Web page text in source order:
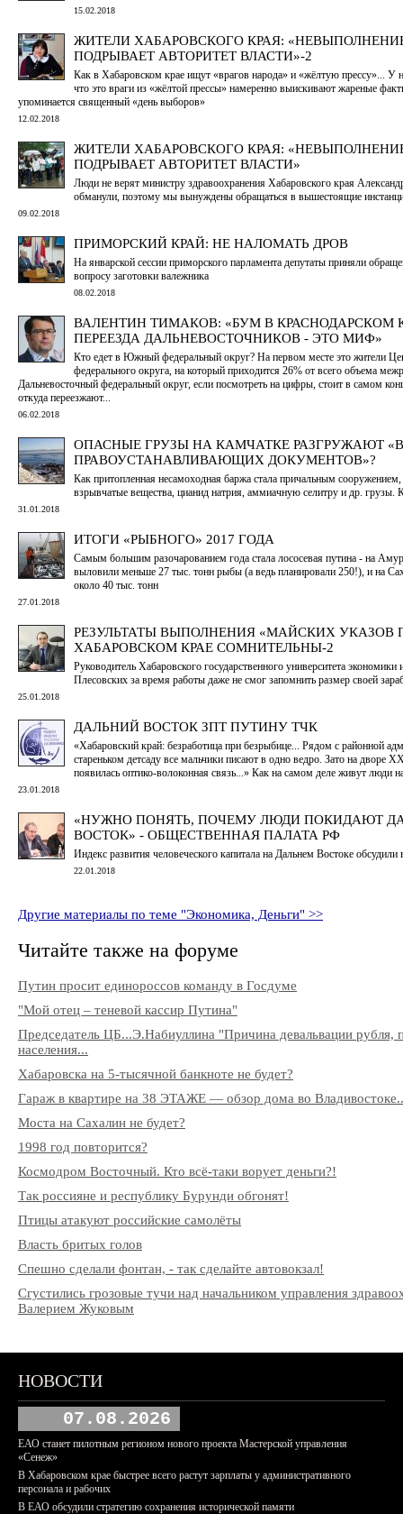
15.02.2018
ЖИТЕЛИ ХАБАРОВСКОГО КРАЯ:
ПОДРЫВАЕТ АВТОРИТЕТ ВЛАСТИ»-2
Как в Хабаровском крае ищут «врагов народа» и «жёлтую прессу»... У
что это враги из «жёлтой прессы» намеренно выискивают жареные
упоминается священный «день выборов»
12.02.2018
ЖИТЕЛИ ХАБАРОВСКОГО КРАЯ:
ПОДРЫВАЕТ АВТОРИТЕТ ВЛАСТИ»
Люди не верят министру здравоохранения Хабаровского края
обманули, поэтому мы вынуждены обращаться в вышестоящие
09.02.2018
ПРИМОРСКИЙ КРАЙ: НЕ НАЛОМАТЬ ДРОВ
На январской сессии приморского парламента депутаты приняли
вопросу заготовки валежника
08.02.2018
ВАЛЕНТИН ТИМАКОВ: «БУМ В КРАСНОДАРСКОМ
ПЕРЕЕЗДА ДАЛЬНЕВОСТОЧНИКОВ - ЭТО МИФ»
Кто едет в Южный федеральный округ? На первом месте это жители
федерального округа, на который приходится 26% от всего объема
Дальневосточный федеральный округ, если посмотреть на цифры, стоит в самом
откуда переезжают...
06.02.2018
ОПАСНЫЕ ГРУЗЫ НА КАМЧАТКЕ РАЗГРУЖАЮТ
ПРАВОУСТАНАВЛИВАЮЩИХ ДОКУМЕНТОВ»?
Как притопленная несамоходная баржа стала причальным
взрывчатые вещества, цианид натрия, аммиачную селитру и др. грузы.
31.01.2018
ИТОГИ «РЫБНОГО» 2017 ГОДА
Самым большим разочарованием года стала лососевая путина - на
выловили меньше 27 тыс. тонн рыбы (а ведь планировали 250!), и на
около 40 тыс. тонн
27.01.2018
РЕЗУЛЬТАТЫ ВЫПОЛНЕНИЯ «МАЙСКИХ УКАЗОВ
ХАБАРОВСКОМ КРАЕ СОМНИТЕЛЬНЫ-2
Руководитель Хабаровского государственного университета
Плесовских за время работы даже не смог запомнить размер своей
25.01.2018
ДАЛЬНИЙ ВОСТОК ЗПТ ПУТИНУ ТЧК
«Хабаровский край: безработица при безрыбице... Рядом с районной
стареньком детсаду все мальчики писают в одно ведро. Зато на дворе
появилась оптико-волоконная связь...» Как на самом деле живут люди
23.01.2018
«НУЖНО ПОНЯТЬ, ПОЧЕМУ ЛЮДИ ПОКИДАЮТ
ВОСТОК» - ОБЩЕСТВЕННАЯ ПАЛАТА РФ
Индекс развития человеческого капитала на Дальнем Востоке
22.01.2018
Другие материалы по теме "Экономика, Деньги" >>
Читайте также на форуме
Путин просит единороссов команду в Госдуме
"Мой отец – теневой кассир Путина"
Председатель ЦБ...Э.Набиуллина "Причина девальвации рубля,
населения...
Хабаровска на 5-тысячной банкноте не будет?
Гараж в квартире на 38 ЭТАЖЕ — обзор дома во
Моста на Сахалин не будет?
1998 год повторится?
Космодром Восточный. Кто всё-таки ворует деньги?!
Так россияне и республику Бурунди обгонят!
Птицы атакуют российские самолёты
Власть бритых голов
Спешно сделали фонтан, - так сделайте автовокзал!
Сгустились грозовые тучи над начальником управления
Валерием Жуковым
НОВОСТИ
07.08.2026
ЕАО станет пилотным регионом нового проекта Мастерской управления
«Сенеж»
В Хабаровском крае быстрее всего растут зарплаты у административного
персонала и рабочих
В ЕАО обсудили стратегию сохранения исторической памяти